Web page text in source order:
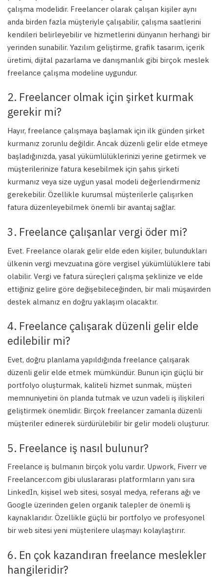
çalışma modelidir. Freelancer olarak çalışan kişiler aynı
anda birden fazla müşteriyle çalışabilir, çalışma saatlerini
kendileri belirleyebilir ve hizmetlerini dünyanın herhangi bir
yerinden sunabilir. Yazılım geliştirme, grafik tasarım, içerik
üretimi, dijital pazarlama ve danışmanlık gibi birçok meslek
freelance çalışma modeline uygundur.
2. Freelancer olmak için şirket kurmak
gerekir mi?
Hayır, freelance çalışmaya başlamak için ilk günden şirket
kurmanız zorunlu değildir. Ancak düzenli gelir elde etmeye
başladığınızda, yasal yükümlülüklerinizi yerine getirmek ve
müşterilerinize fatura kesebilmek için şahıs şirketi
kurmanız veya size uygun yasal modeli değerlendirmeniz
gerekebilir. Özellikle kurumsal müşterilerle çalışırken
fatura düzenleyebilmek önemli bir avantaj sağlar.
3. Freelance çalışanlar vergi öder mi?
Evet. Freelance olarak gelir elde eden kişiler, bulundukları
ülkenin vergi mevzuatına göre vergisel yükümlülüklere tabi
olabilir. Vergi ve fatura süreçleri çalışma şeklinize ve elde
ettiğiniz gelire göre değişebileceğinden, bir mali müşavirden
destek almanız en doğru yaklaşım olacaktır.
4. Freelance çalışarak düzenli gelir elde
edilebilir mi?
Evet, doğru planlama yapıldığında freelance çalışarak
düzenli gelir elde etmek mümkündür. Bunun için güçlü bir
portfolyo oluşturmak, kaliteli hizmet sunmak, müşteri
memnuniyetini ön planda tutmak ve uzun vadeli iş ilişkileri
geliştirmek önemlidir. Birçok freelancer zamanla düzenli
müşteriler edinerek sürdürülebilir bir gelir modeli oluşturur.
5. Freelance iş nasıl bulunur?
Freelance iş bulmanın birçok yolu vardır. Upwork, Fiverr ve
Freelancer.com gibi uluslararası platformların yanı sıra
LinkedIn, kişisel web sitesi, sosyal medya, referans ağı ve
Google üzerinden gelen organik talepler de önemli iş
kaynaklarıdır. Özellikle güçlü bir portfolyo ve profesyonel
bir web sitesi yeni müşterilere ulaşmayı kolaylaştırır.
6. En çok kazandıran freelance meslekler
hangileridir?